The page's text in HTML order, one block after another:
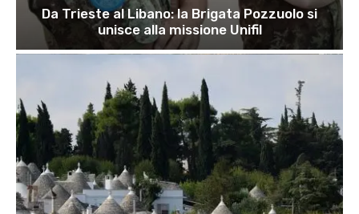
Da Trieste al Libano: la Brigata Pozzuolo si
unisce alla missione Unifil